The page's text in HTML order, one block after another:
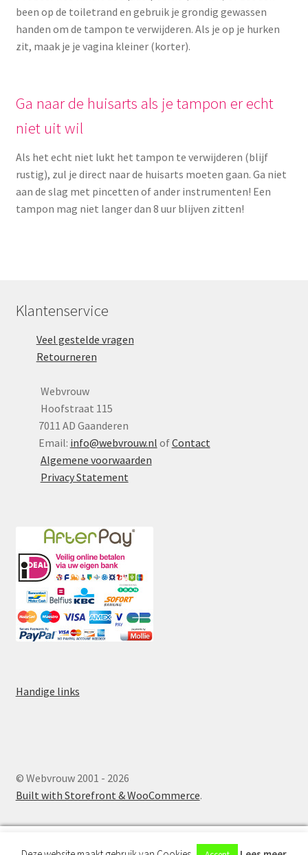
been op de toiletrand en gebruik je grondig gewassen
handen om de tampon te verwijderen. Als je op je hurken
zit, maak je je vagina kleiner (korter).
Ga naar de huisarts als je tampon er echt
niet uit wil
Als het echt niet lukt het tampon te verwijderen (blijf
rustig), zul je direct naar de huisarts moeten gaan. Ga niet
aan de slag met pincetten of ander instrumenten! Een
tampon mag niet langer dan 8 uur blijven zitten!
Klantenservice
Veel gestelde vragen
Retourneren
Webvrouw
Hoofstraat 115
7011 AD Gaanderen
Email: info@webvrouw.nl ofContact
Algemene voorwaarden
Privacy Statement
Handige links
© Webvrouw 2001 - 2026
Built with Storefront & WooCommerce.